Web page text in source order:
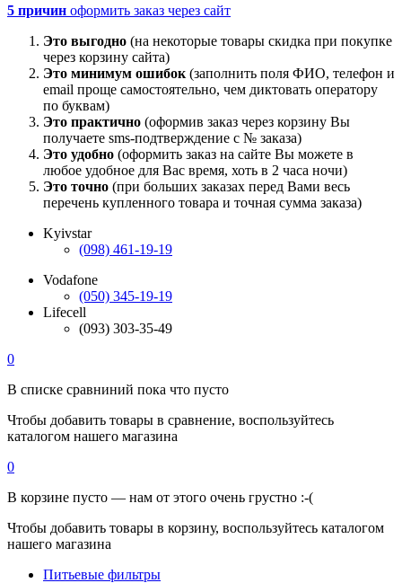
5 причин оформить заказ через сайт
Это выгодно (на некоторые товары скидка при покупке
через корзину сайта)
Это минимум ошибок (заполнить поля ФИО, телефон и
email проще самостоятельно, чем диктовать оператору
по буквам)
Это практично (оформив заказ через корзину Вы
получаете sms-подтверждение с № заказа)
Это удобно (оформить заказ на сайте Вы можете в
любое удобное для Вас время, хоть в 2 часа ночи)
Это точно (при больших заказах перед Вами весь
перечень купленного товара и точная сумма заказа)
Kyivstar
(098) 461-19-19
Vodafone
(050) 345-19-19
Lifecell
(093) 303-35-49
0
В списке сравниний пока что пусто
Чтобы добавить товары в сравнение, воспользуйтесь
каталогом нашего магазина
0
В корзине пусто — нам от этого очень грустно :-(
Чтобы добавить товары в корзину, воспользуйтесь каталогом
нашего магазина
Питьевые фильтры